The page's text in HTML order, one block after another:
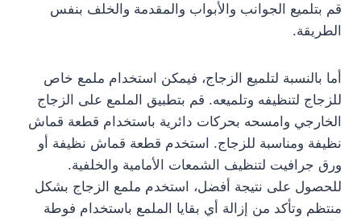
قم بتلميع الجوانب والأبواب والمقدمة والخلف بنفس
الطريقة.
أما بالنسبة لتلميع الزجاج، فيمكن استخدام ملمع خاص
للزجاج لتنظيفه وتلميعه. قم بتطبيق الملمع على الزجاج
الخارجي وامسحه بحركات دائرية باستخدام قطعة قماش
نظيفة ومناسبة للزجاج. استخدم قطعة قماش نظيفة أو
ورق جرافيت لتنظيف الشمعات الأمامية والخلفية.
للحصول على نتيجة أفضل، استخدم ملمع الزجاج بشكل
منتظم وتأكد من إزالة أي بقايا الملمع باستخدام فوطة